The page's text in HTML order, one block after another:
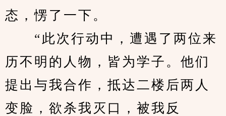
态，愣了一下。
“此次行动中，遭遇了两位来
历不明的人物，皆为学子。他们
提出与我合作，抵达二楼后两人
变脸，欲杀我灭口，被我反